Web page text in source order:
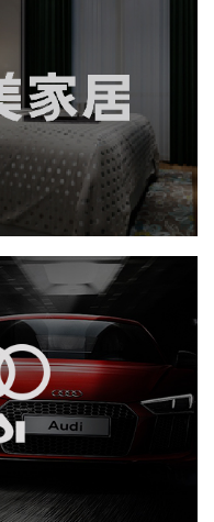
页设计
微商城
平台整体解决方案
定制开发